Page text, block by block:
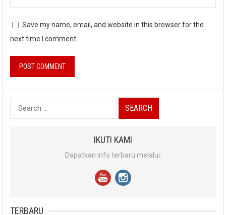
Save my name, email, and website in this browser for the
next time I comment.
Search
for:
IKUTI KAMI
Dapatkan info terbaru melalui:
TERBARU